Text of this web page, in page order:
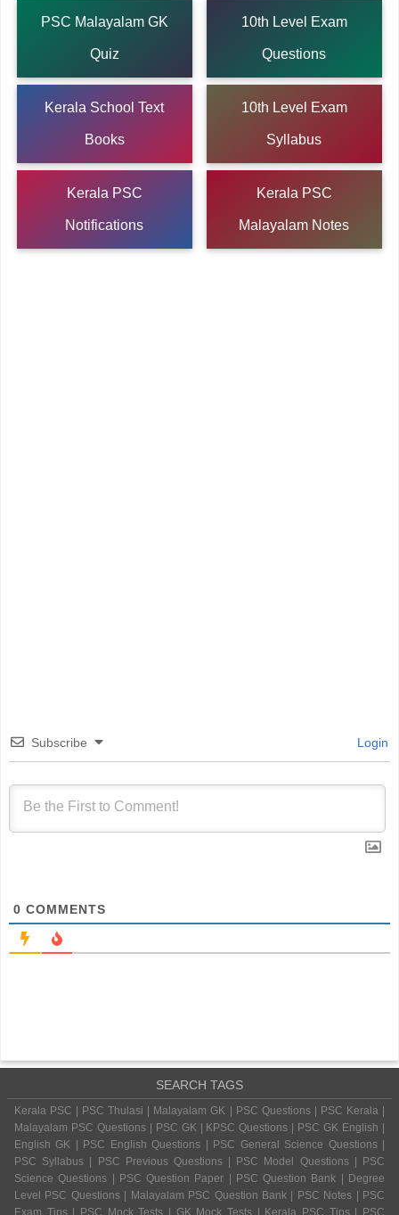
PSC Malayalam GK
Quiz
10th Level Exam
Questions
Kerala School Text
Books
10th Level Exam
Syllabus
Kerala PSC
Notifications
Kerala PSC
Malayalam Notes
Subscribe Login
0 COMMENTS
SEARCH TAGS
Kerala PSC | PSC Thulasi | Malayalam GK | PSC Questions | PSC Kerala |
Malayalam PSC Questions | PSC GK | KPSC Questions | PSC GK English |
English GK | PSC English Questions | PSC General Science Questions |
PSC Syllabus | PSC Previous Questions | PSC Model Questions | PSC
Science Questions | PSC Question Paper | PSC Question Bank | Degree
Level PSC Questions | Malayalam PSC Question Bank | PSC Notes | PSC
Exam Tips | PSC Mock Tests | GK Mock Tests | Kerala PSC Tips | PSC